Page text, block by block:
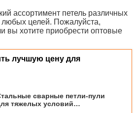
ассортимент петель различных
целей. Пожалуйста,
вы хотите приобрести оптовые
лучшую цену для
сварные петли-пули
тяжелых условий